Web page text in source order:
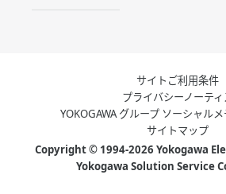
サイトご利用条件
プライバシーノーティ
YOKOGAWA グループ ソーシャル
サイトマップ
Copyright © 1994-2026 Yokogawa
Yokogawa Solution Service